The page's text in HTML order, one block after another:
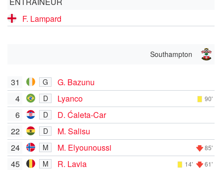
F. Lampard
Southampton
31 G
G. Bazunu
4
D Lyanco 90'
6 D
D. Ćaleta-Car
22
D
M. Salisu
24
M M. Elyounoussi 85'
45 M R. Lavia 14' 61'